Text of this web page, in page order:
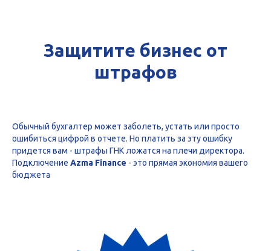
Защитите бизнес от
штрафов
Обычный бухгалтер может заболеть, устать или просто
ошибиться цифрой в отчете. Но платить за эту ошибку
придется вам - штрафы ГНК ложатся на плечи директора.
Подключение Azma Finance - это прямая экономия вашего
бюджета